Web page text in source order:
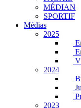
MÉDIAN
SPORTIF
Médias
2025
2024
2023